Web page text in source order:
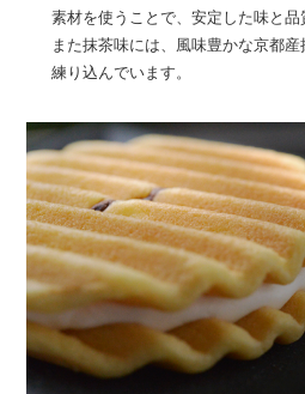
素材を使うことで、安定した味と品
また抹茶味には、風味豊かな京都
練り込んでいます。